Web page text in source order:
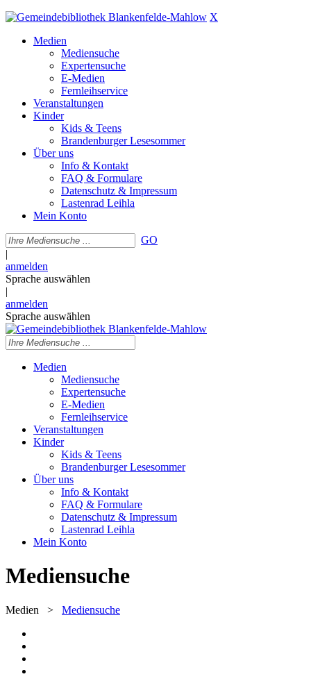
X
Medien
Mediensuche
Expertensuche
E-Medien
Fernleihservice
Veranstaltungen
Kinder
Kids & Teens
Brandenburger Lesesommer
Über uns
Info & Kontakt
FAQ & Formulare
Datenschutz & Impressum
Lastenrad Leihla
Mein Konto
GO
|
anmelden
Sprache auswählen
|
anmelden
Sprache auswählen
Medien
Mediensuche
Expertensuche
E-Medien
Fernleihservice
Veranstaltungen
Kinder
Kids & Teens
Brandenburger Lesesommer
Über uns
Info & Kontakt
FAQ & Formulare
Datenschutz & Impressum
Lastenrad Leihla
Mein Konto
Mediensuche
Medien > Mediensuche